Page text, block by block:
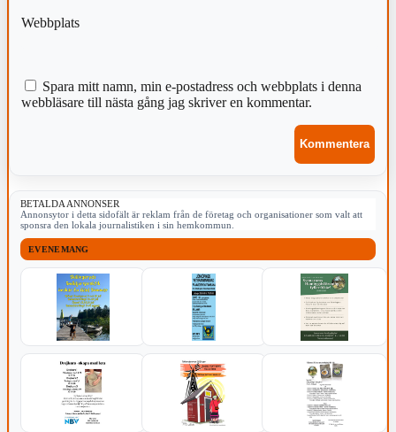
Webbplats
Spara mitt namn, min e-postadress och webbplats i denna
webbläsare till nästa gång jag skriver en kommentar.
BETALDA ANNONSER
Annonsytor i detta sidofält är reklam från de företag och organisationer som valt att
sponsra den lokala journalistiken i sin hemkommun.
EVENEMANG